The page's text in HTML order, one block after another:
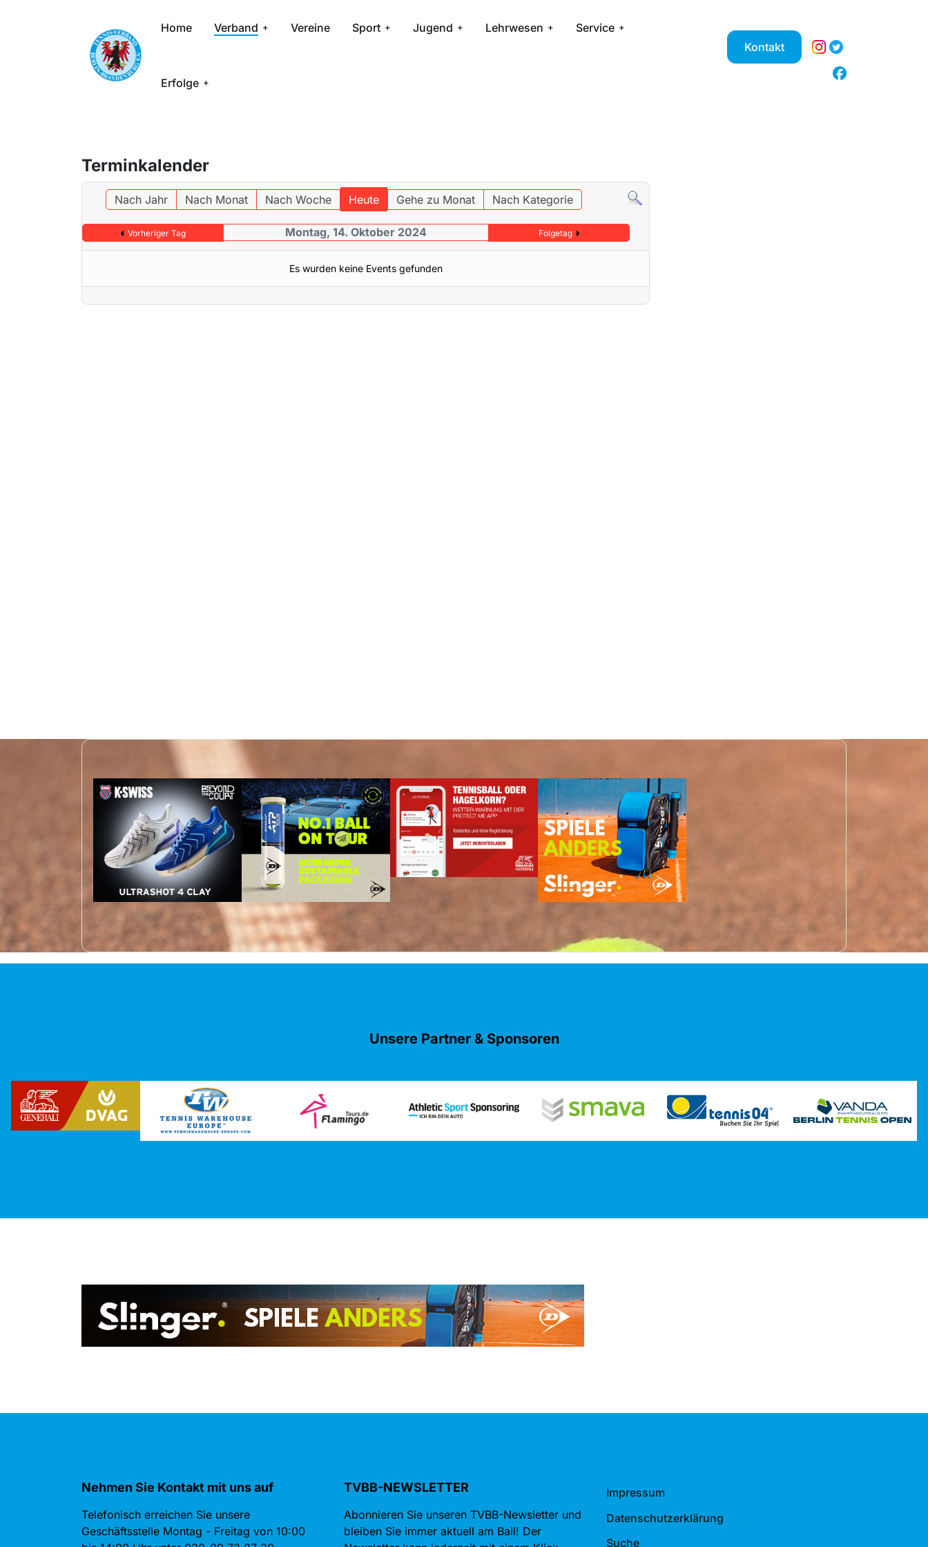
Home Verband Vereine Sport Jugend Lehrwesen Service
Erfolge
Kontakt
Terminkalender
Nach Jahr Nach Monat Nach Woche Heute Gehe zu Monat Nach Kategorie
Vorheriger Tag Montag, 14. Oktober 2024 Folgetag
Es wurden keine Events gefunden
Unsere Partner & Sponsoren
Nehmen Sie Kontakt mit uns auf
Telefonisch erreichen Sie unsere
Geschäftsstelle Montag - Freitag von 10:00
TVBB-NEWSLETTER
Abonnieren Sie unseren TVBB-Newsletter und
bleiben Sie immer aktuell am Ball! Der
Impressum
Datenschutzerklärung
Suche